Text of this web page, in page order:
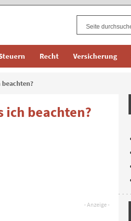
Recht Versicherung
beachten?
ich beachten?